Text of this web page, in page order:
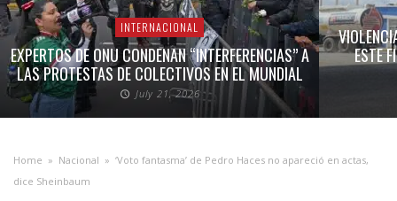
INTERNACIONAL
EXPERTOS DE ONU CONDENAN “INTERFERENCIAS” A
LAS PROTESTAS DE COLECTIVOS EN EL MUNDIAL
July 21, 2026
ESTE
Home » Nacional » ‘Voto fantasma’ de Pedro Haces no apareció en actas,
dice Sheinbaum